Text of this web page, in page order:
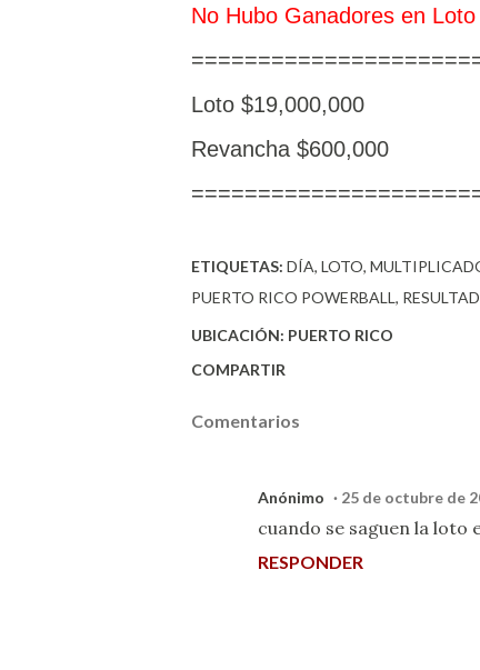
No Hubo Ganadores en
Loto $19,000,000
Revancha $600,000
ETIQUETAS: DÍA LOTO
PUERTO RICO POWERBALL
UBICACIÓN: PUERTO RICO
COMPARTIR
Comentarios
Anónimo 25 de octubre de
cuando se saguen la loto
RESPONDER